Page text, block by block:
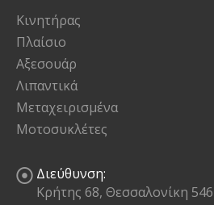
Κινητήρας
Πλαίσιο
Αξεσουάρ
Λιπαντικά
Μεταχειρισμένα
Μοτοσυκλέτες
Διεύθυνση:
Κρήτης 68, Θεσσαλονίκη